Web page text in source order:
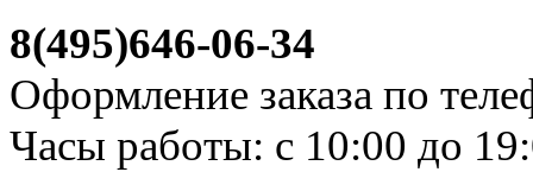
8(495)646-06-34
Оформление заказа по
Часы работы: с 10:00 до